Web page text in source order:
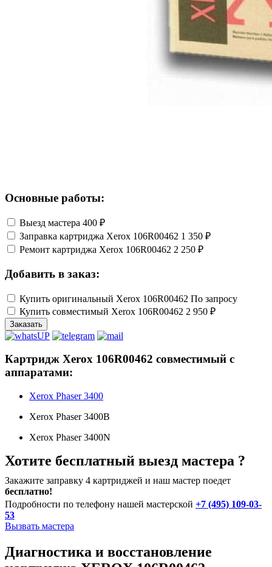
Основные работы:
Выезд мастера 400 ₽
Заправка картриджа Xerox 106R00462 1 350 ₽
Ремонт картриджа Xerox 106R00462 2 250 ₽
Добавить в заказ:
Купить оригинальный Xerox 106R00462 По запросу
Купить совместимый Xerox 106R00462 2 950 ₽
Заказать
Картридж Xerox 106R00462 совместимый с
аппаратами:
Xerox Phaser 3400
Xerox Phaser 3400B
Xerox Phaser 3400N
Хотите бесплатный выезд мастера ?
Закажите заправку 4 картриджей и наш мастер поедет
бесплатно!
Подробности по телефону нашей мастерской +7 (495) 109-03-
53
Вызвать мастера
Диагностика и восстановление